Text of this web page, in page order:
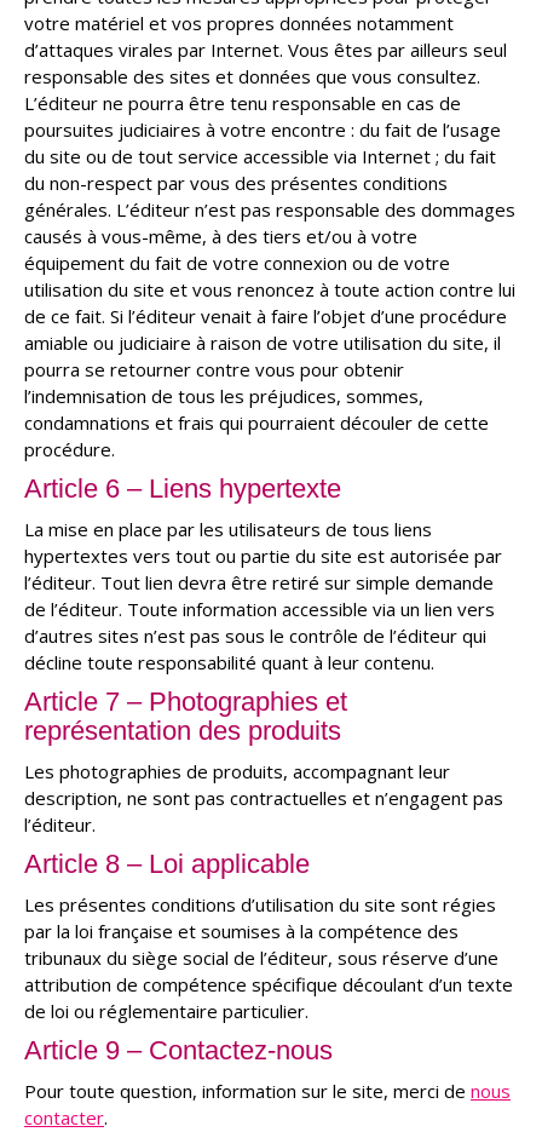
votre matériel et vos propres données notamment
d’attaques virales par Internet. Vous êtes par ailleurs seul
responsable des sites et données que vous consultez.
L’éditeur ne pourra être tenu responsable en cas de
poursuites judiciaires à votre encontre : du fait de l’usage
du site ou de tout service accessible via Internet ; du fait
du non-respect par vous des présentes conditions
générales. L’éditeur n’est pas responsable des dommages
causés à vous-même, à des tiers et/ou à votre
équipement du fait de votre connexion ou de votre
utilisation du site et vous renoncez à toute action contre lui
de ce fait. Si l’éditeur venait à faire l’objet d’une procédure
amiable ou judiciaire à raison de votre utilisation du site, il
pourra se retourner contre vous pour obtenir
l’indemnisation de tous les préjudices, sommes,
condamnations et frais qui pourraient découler de cette
procédure.
Article 6 – Liens hypertexte
La mise en place par les utilisateurs de tous liens
hypertextes vers tout ou partie du site est autorisée par
l’éditeur. Tout lien devra être retiré sur simple demande
de l’éditeur. Toute information accessible via un lien vers
d’autres sites n’est pas sous le contrôle de l’éditeur qui
décline toute responsabilité quant à leur contenu.
Article 7 – Photographies et
représentation des produits
Les photographies de produits, accompagnant leur
description, ne sont pas contractuelles et n’engagent pas
l’éditeur.
Article 8 – Loi applicable
Les présentes conditions d’utilisation du site sont régies
par la loi française et soumises à la compétence des
tribunaux du siège social de l’éditeur, sous réserve d’une
attribution de compétence spécifique découlant d’un texte
de loi ou réglementaire particulier.
Article 9 – Contactez-nous
Pour toute question, information sur le site, merci de nous
contacter.